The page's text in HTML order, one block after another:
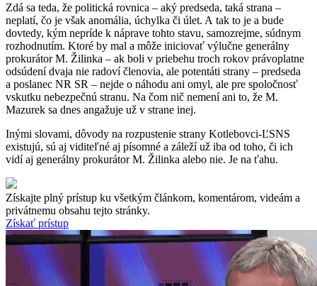
Zdá sa teda, že politická rovnica – aký predseda, taká strana –
neplatí, čo je však anomália, úchylka či úlet. A tak to je a bude
dovtedy, kým nepríde k náprave tohto stavu, samozrejme, súdnym
rozhodnutím. Ktoré by mal a môže iniciovať výlučne generálny
prokurátor M. Žilinka – ak boli v priebehu troch rokov právoplatne
odsúdení dvaja nie radoví členovia, ale potentáti strany – predseda
a poslanec NR SR – nejde o náhodu ani omyl, ale pre spoločnosť
vskutku nebezpečnú stranu. Na čom nič nemení ani to, že M.
Mazurek sa dnes angažuje už v strane inej.
Inými slovami, dôvody na rozpustenie strany Kotlebovci-ĽSNS
existujú, sú aj viditeľné aj písomné a záleží už iba od toho, či ich
vidí aj generálny prokurátor M. Žilinka alebo nie. Je na ťahu.
Získajte plný prístup ku všetkým článkom, komentárom, videám a
privátnemu obsahu tejto stránky.
Získať prístup